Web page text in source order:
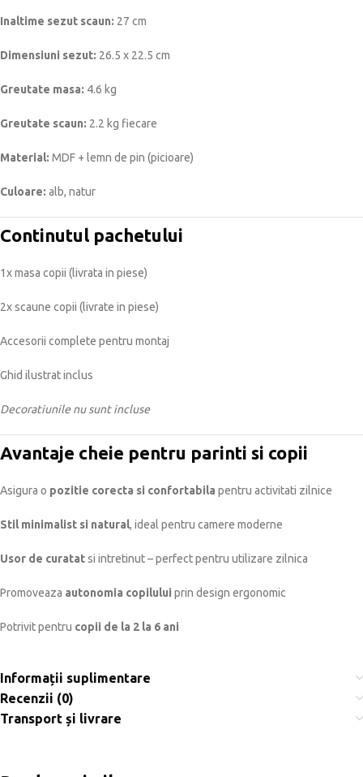
Inaltime sezut scaun: 27 cm
Dimensiuni sezut: 26.5 x 22.5 cm
Greutate masa: 4.6 kg
Greutate scaun: 2.2 kg fiecare
Material: MDF + lemn de pin (picioare)
Culoare: alb, natur
Continutul pachetului
1x masa copii (livrata in piese)
2x scaune copii (livrate in piese)
Accesorii complete pentru montaj
Ghid ilustrat inclus
Decoratiunile nu sunt incluse
Avantaje cheie pentru parinti si copii
Asigura o pozitie corecta si confortabila pentru activitati zilnice
Stil minimalist si natural, ideal pentru camere moderne
Usor de curatatsi intretinut – perfect pentru utilizare zilnica
Promoveaza autonomia copilului prin design ergonomic
Potrivit pentru copii de la 2 la 6 ani
Informații suplimentare
Recenzii (0)
Transport și livrare